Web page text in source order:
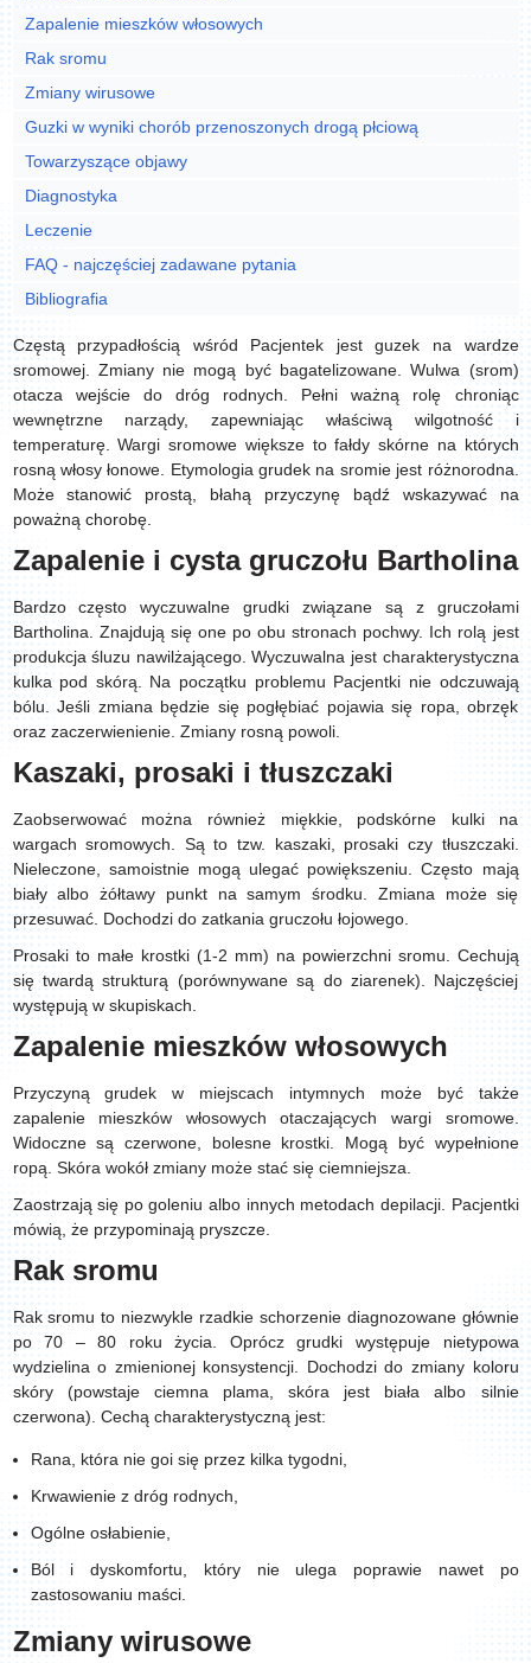
Zapalenie mieszków włosowych
Rak sromu
Zmiany wirusowe
Guzki w wyniki chorób przenoszonych drogą płciową
Towarzyszące objawy
Diagnostyka
Leczenie
FAQ - najczęściej zadawane pytania
Bibliografia
Częstą przypadłością wśród Pacjentek jest guzek na wardze
sromowej. Zmiany nie mogą być bagatelizowane. Wulwa (srom)
otacza wejście do dróg rodnych. Pełni ważną rolę chroniąc
wewnętrzne narządy, zapewniając właściwą wilgotność i
temperaturę. Wargi sromowe większe to fałdy skórne na których
rosną włosy łonowe. Etymologia grudek na sromie jest różnorodna.
Może stanowić prostą, błahą przyczynę bądź wskazywać na
poważną chorobę.
Zapalenie i cysta gruczołu Bartholina
Bardzo często wyczuwalne grudki związane są z gruczołami
Bartholina. Znajdują się one po obu stronach pochwy. Ich rolą jest
produkcja śluzu nawilżającego. Wyczuwalna jest charakterystyczna
kulka pod skórą. Na początku problemu Pacjentki nie odczuwają
bólu. Jeśli zmiana będzie się pogłębiać pojawia się ropa, obrzęk
oraz zaczerwienienie. Zmiany rosną powoli.
Kaszaki, prosaki i tłuszczaki
Zaobserwować można również miękkie, podskórne kulki na
wargach sromowych. Są to tzw. kaszaki, prosaki czy tłuszczaki.
Nieleczone, samoistnie mogą ulegać powiększeniu. Często mają
biały albo żółtawy punkt na samym środku. Zmiana może się
przesuwać. Dochodzi do zatkania gruczołu łojowego.
Prosaki to małe krostki (1-2 mm) na powierzchni sromu. Cechują
się twardą strukturą (porównywane są do ziarenek). Najczęściej
występują w skupiskach.
Zapalenie mieszków włosowych
Przyczyną grudek w miejscach intymnych może być także
zapalenie mieszków włosowych otaczających wargi sromowe.
Widoczne są czerwone, bolesne krostki. Mogą być wypełnione
ropą. Skóra wokół zmiany może stać się ciemniejsza.
Zaostrzają się po goleniu albo innych metodach depilacji. Pacjentki
mówią, że przypominają pryszcze.
Rak sromu
Rak sromu to niezwykle rzadkie schorzenie diagnozowane głównie
po 70 – 80 roku życia. Oprócz grudki występuje nietypowa
wydzielina o zmienionej konsystencji. Dochodzi do zmiany koloru
skóry (powstaje ciemna plama, skóra jest biała albo silnie
czerwona). Cechą charakterystyczną jest:
Rana, która nie goi się przez kilka tygodni,
Krwawienie z dróg rodnych,
Ogólne osłabienie,
Ból i dyskomfortu, który nie ulega poprawie nawet po
zastosowaniu maści.
Zmiany wirusowe